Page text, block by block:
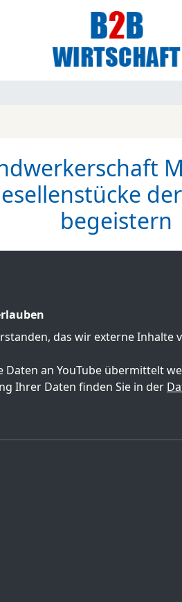
begeistern
das wir externe Inhalte
an YouTube übermittelt
Ihrer Daten finden Sie in der